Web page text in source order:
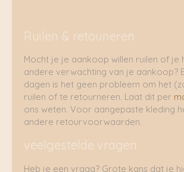
Ruilen & retouneren
Mocht je je aankoop willen ruilen of je
andere verwachting van je aankoop?
dagen is het geen probleem om het
ruilen of te retourneren. Laat dit per
ons weten. Voor aangepaste kleding
andere retourvoorwaarden.
veelgestelde vragen
Heb je een vraag? Grote kans dat je